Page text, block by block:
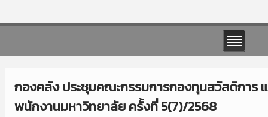
กองคลัง ประชุมคณะกรรมการกองทุนสวัสดิการ
พนักงานมหาวิทยาลัย ครั้งที่ 5(7)/2568